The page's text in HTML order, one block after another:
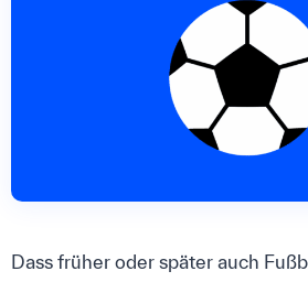
Dass früher oder später auch